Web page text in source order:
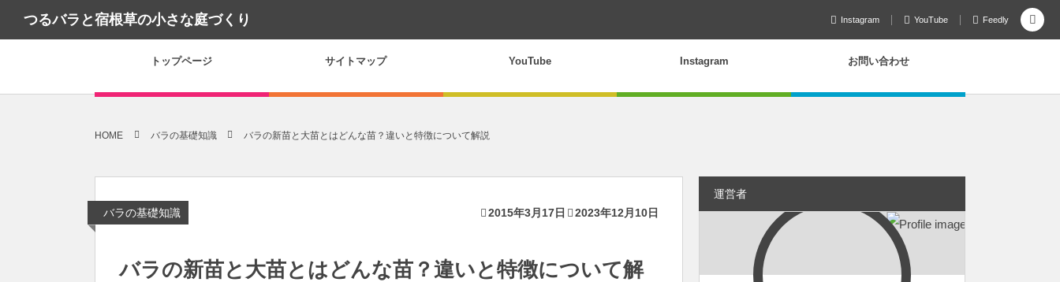
つるバラと宿根草の小さな庭づくり Instagram YouTube Feedly
トップページ サイトマップ YouTube Instagram お問い合わせ
HOME バラの基礎知識 バラの新苗と大苗とはどんな苗？違いと特徴について解説
バラの基礎知識 2015年3月17日 2023年12月10日
バラの新苗と大苗とはどんな苗？違いと特徴について解
運営者